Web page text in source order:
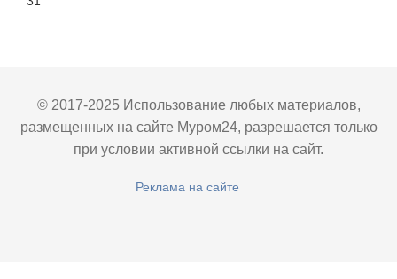
© 2017-2025 Использование любых материалов,
размещенных на сайте Муром24, разрешается только
при условии активной ссылки на сайт.
Реклама на сайте